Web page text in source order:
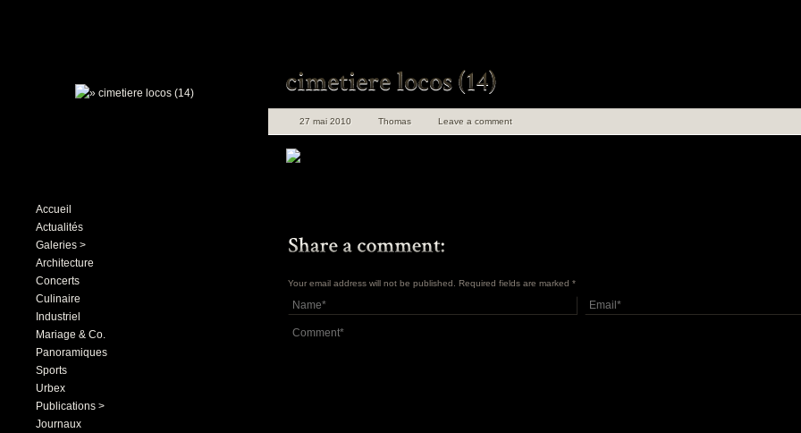
Accueil
Actualités
Galeries >
Architecture
Concerts
Culinaire
Industriel
Mariage & Co.
Panoramiques
Sports
Urbex
Publications >
Journaux
27 mai 2010 Thomas Leave a comment
Your email address will not be published. Required fields are marked *